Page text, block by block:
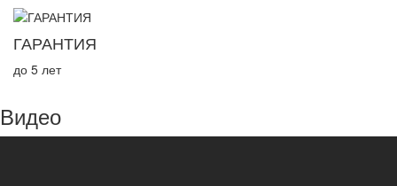
ГАРАНТИЯ
до 5 лет
Видео